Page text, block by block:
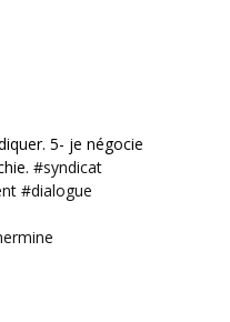
5- je négocie
#syndicat
#dialogue